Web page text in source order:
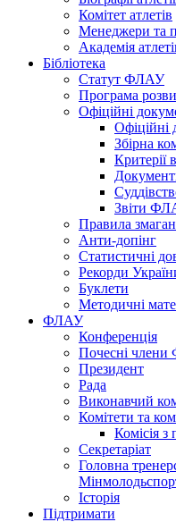
Комітет атлетів
Менеджери та
Академія
Бібліотека
Статут ФЛАУ
Програма
Офіційні
Офіційні
Збірна
Критерії
Звіти
Правила
Анти-допінг
Статистичні
Рекорди
Буклети
Методичні
ФЛАУ
Конференція
Почесні
Президент
Рада
Виконавчий
Комітети та
Комісія з
Секретаріат
Головна
Історія
Підтримати